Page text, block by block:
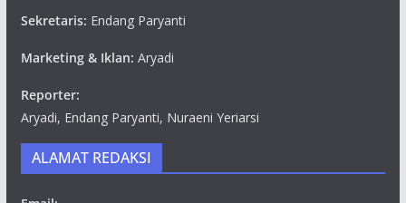
Sekretaris: Endang Paryanti
Marketing & Iklan: Aryadi
Reporter:
Aryadi, Endang Paryanti, Nuraeni Yeriarsi
ALAMAT REDAKSI